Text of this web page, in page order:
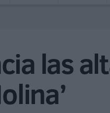
las